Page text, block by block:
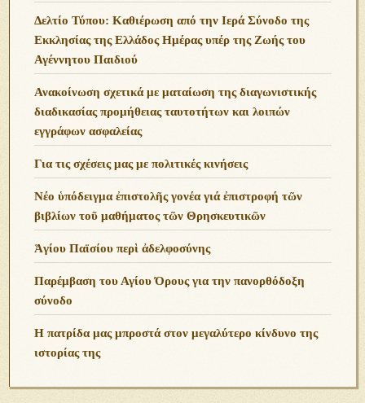
Δελτίο Τύπου: Καθιέρωση από την Ιερά Σύνοδο της
Εκκλησίας της Ελλάδος Ημέρας υπέρ της Ζωής του
Αγέννητου Παιδιού
Ανακοίνωση σχετικά με ματαίωση της διαγωνιστικής
διαδικασίας προμήθειας ταυτοτήτων και λοιπών
εγγράφων ασφαλείας
Για τις σχέσεις μας με πολιτικές κινήσεις
Νέο ὑπόδειγμα ἐπιστολῆς γονέα γιά ἐπιστροφή τῶν
βιβλίων τοῦ μαθήματος τῶν Θρησκευτικῶν
Ἁγίου Παϊσίου περὶ ἀδελφοσύνης
Παρέμβαση του Αγίου Όρους για την πανορθόδοξη
σύνοδο
Η πατρίδα μας μπροστά στον μεγαλύτερο κίνδυνο της
ιστορίας της